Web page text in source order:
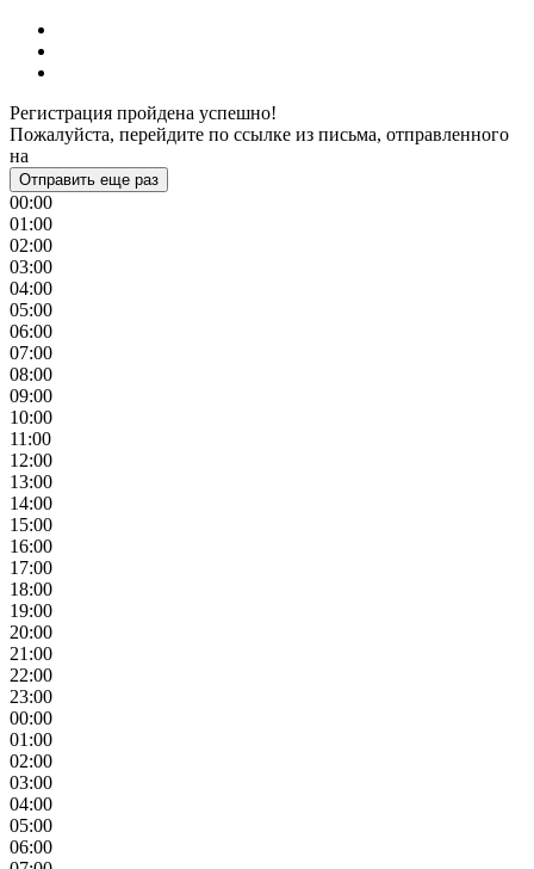
Регистрация пройдена успешно!
Пожалуйста, перейдите по ссылке из письма, отправленного
на
Отправить еще раз
00:00
01:00
02:00
03:00
04:00
05:00
06:00
07:00
08:00
09:00
10:00
11:00
12:00
13:00
14:00
15:00
16:00
17:00
18:00
19:00
20:00
21:00
22:00
23:00
00:00
01:00
02:00
03:00
04:00
05:00
06:00